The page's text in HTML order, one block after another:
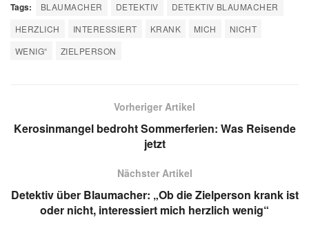
Tags: BLAUMACHER DETEKTIV
DETEKTIV BLAUMACHER
HERZLICH
INTERESSIERT KRANK MICH
NICHT
WENIG“
ZIELPERSON
Vorheriger Artikel
Kerosinmangel bedroht Sommerferien: Was Reisende
jetzt
Nächster Artikel
Detektiv über Blaumacher: „Ob die Zielperson krank ist
oder nicht, interessiert mich herzlich wenig“